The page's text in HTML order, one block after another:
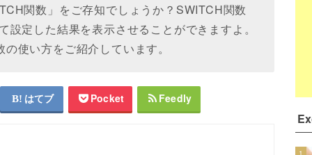
関数」をご存知でしょうか？SWITCH関数
定した結果を表示させることができますよ。
使い方をご紹介しています。
はてブ Pocket Feedly
1